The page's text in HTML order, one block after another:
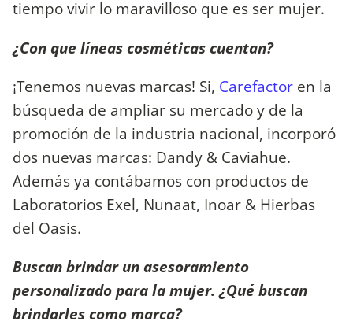
tiempo vivir lo maravilloso que es ser mujer.
¿Con que líneas cosméticas cuentan?
¡Tenemos nuevas marcas! Si, Carefactor en la
búsqueda de ampliar su mercado y de la
promoción de la industria nacional, incorporó
dos nuevas marcas: Dandy & Caviahue.
Además ya contábamos con productos de
Laboratorios Exel, Nunaat, Inoar & Hierbas
del Oasis.
Buscan brindar un asesoramiento
personalizado para la mujer. ¿Qué buscan
brindarles como marca?